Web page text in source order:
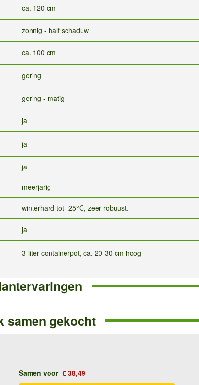
ca. 120 cm
zonnig - half schaduw
ca. 100 cm
gering
gering - matig
ja
ja
ja
meerjarig
winterhard tot -25°C, zeer robuust.
ja
3-liter containerpot, ca. 20-30 cm hoog
samen gekocht
Samen voor € 38,49